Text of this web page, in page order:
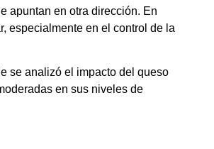
apuntan en otra dirección. En
especialmente en el control de la
se analizó el impacto del queso
en sus niveles de